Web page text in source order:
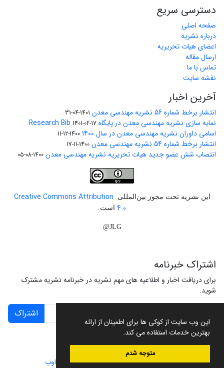
این وب سایت از کوکی ها برای اطمینان از ارائه
بهترین خدمات استفاده می کند.
متوجه شدم
دسترسی سریع
صفحه اصلی
درباره نشریه
اعضای هیات تحریریه
ارسال مقاله
تماس با ما
نقشه سایت
آخرین اخبار
انتشار برخط شماره 56 نشریه مهندسی معدن 1401-04-31
نمایه سازی نشریه مهندسی معدن در پایگاه Research Bib 1401-02-17
اسامی داوران نشریه مهندسی معدن در سال 1400 1400-12-11
انتشار برخط شماره 54 نشریه مهندسی معدن 1400-11-17
انتصاب شش عضو جدید هیات تحریریه نشریه مهندسی معدن 1400-08-05
این نشریه تحت مجوز بین‌المللی
Creative Commons Attribution
4.0 است.
JLG@
اشتراک خبرنامه
برای دریافت اخبار و اطلاعیه های مهم نشریه در خبرنامه نشریه مشترک
شوید.
اشتراک
سامانه مدیریت نشریات علمی.طراحی و پیاده سازی از سیناوب